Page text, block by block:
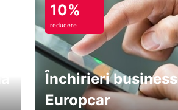
10%
reducere
Închirieri business
Europcar